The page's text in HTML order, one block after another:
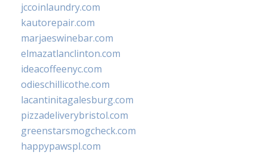
jccoinlaundry.com
kautorepair.com
marjaeswinebar.com
elmazatlanclinton.com
ideacoffeenyc.com
odieschillicothe.com
lacantinitagalesburg.com
pizzadeliverybristol.com
greenstarsmogcheck.com
happypawspl.com